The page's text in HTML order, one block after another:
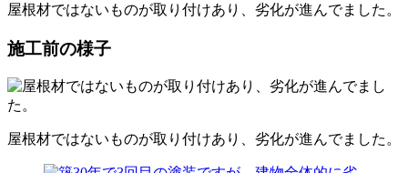
屋根材ではないものが取り付けあり、劣化が進んでました。
施工前の様子
屋根材ではないものが取り付けあり、劣化が進んでました。